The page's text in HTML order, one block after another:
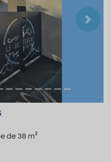
de38 m²